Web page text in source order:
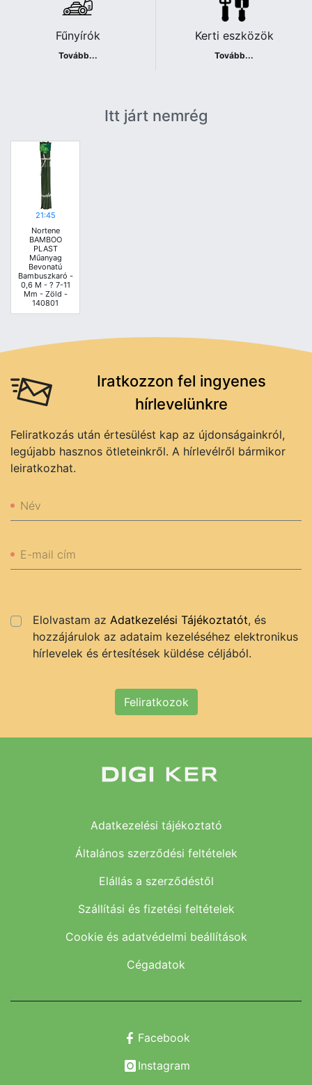
Fűnyírók
Tovább...
Kerti eszközök
Tovább...
Itt járt nemrég
21:45
Nortene
BAMBOO
PLAST
Műanyag
Bevonatú
Bambuszkaró -
0,6 M - ? 7-11
Mm - Zöld -
140801
Iratkozzon fel ingyenes
hírlevelünkre
Feliratkozás után értesülést kap az újdonságainkról,
legújabb hasznos ötleteinkről. A hírlevélről bármikor
leiratkozhat.
Név
E-mail cím
Elolvastam az Adatkezelési Tájékoztatót, és
hozzájárulok az adataim kezeléséhez elektronikus
hírlevelek és értesítések küldése céljából.
Feliratkozok
Adatkezelési tájékoztató
Általános szerződési feltételek
Elállás a szerződéstől
Szállítási és fizetési feltételek
Cookie és adatvédelmi beállítások
Cégadatok
Facebook
Instagram